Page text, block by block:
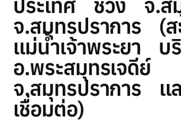
จ.สมุทรปราการ (ส
แม่น้ำเจ้าพระยา บ
อ.พระสมุทรเจดีย์
จ.สมุทรปราการ แ
เชื่อมต่อ)